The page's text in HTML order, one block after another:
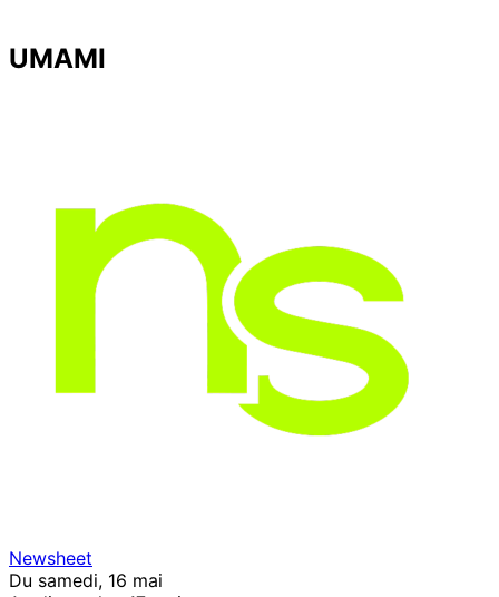
UMAMI
Newsheet
Du samedi, 16 mai